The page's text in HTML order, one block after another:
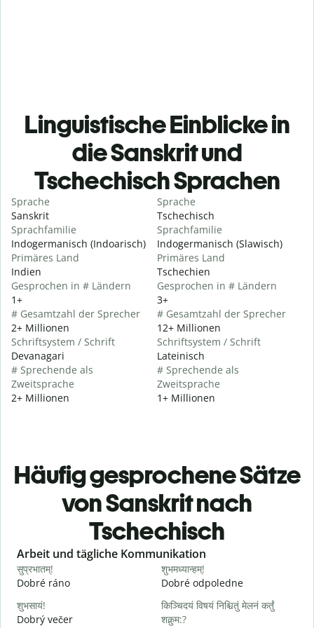
Linguistische Einblicke in
die Sanskrit und
Tschechisch Sprachen
Sprache
Sanskrit
Sprachfamilie
Indogermanisch (Indoarisch)
Primäres Land
Indien
Gesprochen in # Ländern
1+
# Gesamtzahl der Sprecher
2+ Millionen
Schriftsystem / Schrift
Devanagari
# Sprechende als
Zweitsprache
2+ Millionen
Sprache
Tschechisch
Sprachfamilie
Indogermanisch (Slawisch)
Primäres Land
Tschechien
Gesprochen in # Ländern
3+
# Gesamtzahl der Sprecher
12+ Millionen
Schriftsystem / Schrift
Lateinisch
# Sprechende als
Zweitsprache
1+ Millionen
Häufig gesprochene Sätze
von Sanskrit nach
Tschechisch
Slide 1 of 6
Arbeit und tägliche Kommunikation
सुप्रभातम्!
Dobré ráno
शुभमध्यान्हम्!
Dobré odpoledne
शुभसायं!
Dobrý večer
किञ्चिदयं विषयं निश्चितुं मेलनं कर्तुं
शक्नुम:?